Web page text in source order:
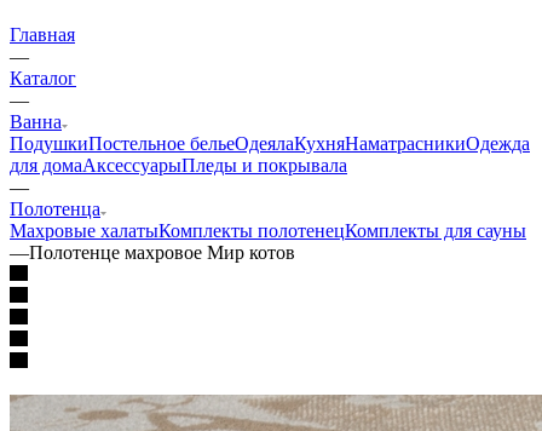
Главная
—
Каталог
—
Ванна
ПодушкиПостельное бельеОдеялаКухняНаматрасникиОдежда
для домаАксессуарыПледы и покрывала
—
Полотенца
Махровые халатыКомплекты полотенецКомплекты для сауны
—Полотенце махровое Мир котов